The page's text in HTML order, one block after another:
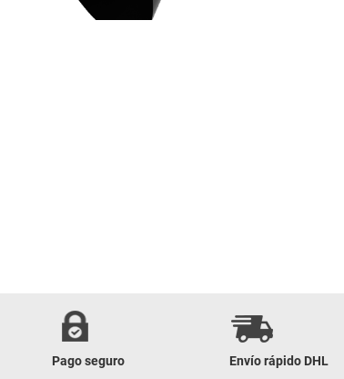
Pago seguro
Envío rápido DHL